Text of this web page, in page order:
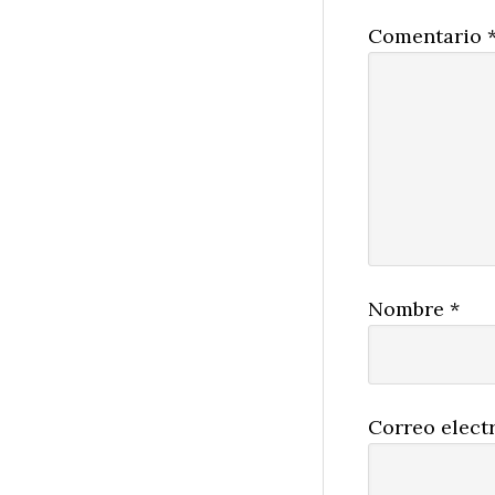
Comentario
Nombre *
Correo